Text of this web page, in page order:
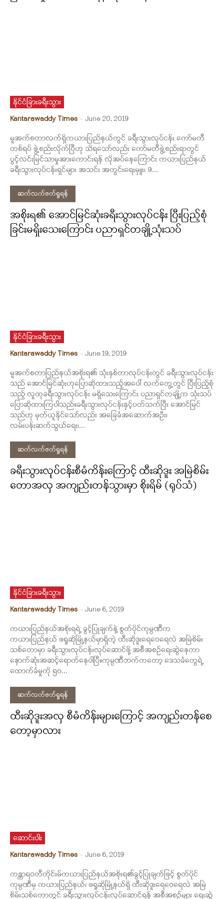
နိုင်ငံခြားခရီးသွား
Kantarawaddy Times - June 20, 2019
မူအက်စတာလက်ရှိကယားပြည်နယ်တွင် ခရီးသွားလုပ်ငန်း ကော်မတီ
တစ်ရပ် ဖွဲ့စည်းလိုက်ပြီဟု သိရသော်လည်း ကော်မတီဖွဲ့စည်းရာတွင်
ပွင့်လင်းမြင်သာမှုအားကောင်းရန် လိုအပ်နေကြောင်း ကယားပြည်နယ်
ခရီးသွားလုပ်ငန်းရှင်များ အသင်း အတွင်းရေးမှူး၊ 9...
ဆက်လက်ဖတ်ရှုရန်
အစိုးရ၏ အောင်မြင်ဆုံးခရီးသွားလုပ်ငန်း ပြီးပြည့်စုံ
ခြင်းမရှိးသေးကြောင်း ပညာရှင်တချို့သုံးသပ်
နိုင်ငံခြားခရီးသွား
Kantarawaddy Times - June 19, 2019
မူအက်စတာပြည်နယ်အစိုးရ၏ သုံးနှစ်တာလုပ်ငန်းတွင် ခရီးသွားလုပ်ငန်း
သည် အောင်မြင်ဆုံးဟုပြောဆိုထားသည့်အပေါ် လက်တွေ့တွင် ပြီးပြည့်စုံ
သည့် လူထုခရီးသွားလုပ်ငန်း မရှိသေးကြောင်း ပညာရှင်တချို့က သုံးသပ်
ပြောဆိုထားကြပါသည်။ခရီးသွားလုပ်ငန်းနှင့်ပတ်သက်ပြီး အောင်မြင်
သည်ဟု မှတ်ယူနိုင်သော်လည်း အခြေခံအဆောက်အဦး၊
လမ်းပန်းဆက်သွယ်ရေး၊...
ဆက်လက်ဖတ်ရှုရန်
ခရီးသွားလုုပ်ငန်းစီမံကိန်းကြောင့် ထီးဆိုဒူး အမြဲစိမ်း
တောအလှ အကျည်းတန်သွားမှာ စိုးရိမ် (ရုပ်သံ)
နိုင်ငံခြားခရီးသွား
Kantarawaddy Times - June 6, 2019
ကယားပြည်နယ်အစိုးရရဲ့ ခွင့်ပြုချက်နဲ့ စွတ်ပိုင်ကုမ္ပဏီက
ကယားပြည်နယ် ဖရူဆိုမြို့နယ်မှာရှိတဲ့ ထီးဆိုဒူးရေဝေရေလဲ အမြဲစိမ်း
သစ်တောမှာ ခရီးသွားလုပ်ငန်းလုပ်ဆောင်ဖို့ အစီအစဉ်ရေးဆွဲနေတာ
နောက်ဆုံးအဆင့်ရောက်နေပါပြီ။ကုမ္ပဏီဘက်ကတော့ ဒေသခံတွေရဲ့
ထောက်ခံမှုကို ၅ဝ...
ဆက်လက်ဖတ်ရှုရန်
ထီးဆိုဒူးအလှ စီမံကိန်းများကြောင့် အကျည်းတန်စေ
တော့မှာလား
ဆောင်းပါး
Kantarawaddy Times - June 6, 2019
ကန္တာရဝတီတိုင်းမ်ကယားပြည်နယ်အစိုးရ၏ခွင့်ပြုချက်ဖြင့် စွတ်ပိုင်
ကုမ္ပဏီမှ ကယားပြည်နယ်၊ ဖရူဆိုမြို့နယ်ရှိ ထီးဆိုဒူးရေဝေရေလဲ အမြဲ
စိမ်းသစ်တောတွင် ခရီးသွားလုပ်ငန်းလုပ်ဆောင်ရန် အစီအစဉ်များ ရေးဆွဲ